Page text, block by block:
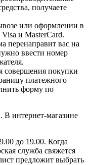
получаете
или оформлении в
и MasterCard.
перенаправит вас на
ввести номер
совершения покупки
платежного
форму по
В интернет-магазине
до 19.00. Когда
служба свяжется
предложит выбрать